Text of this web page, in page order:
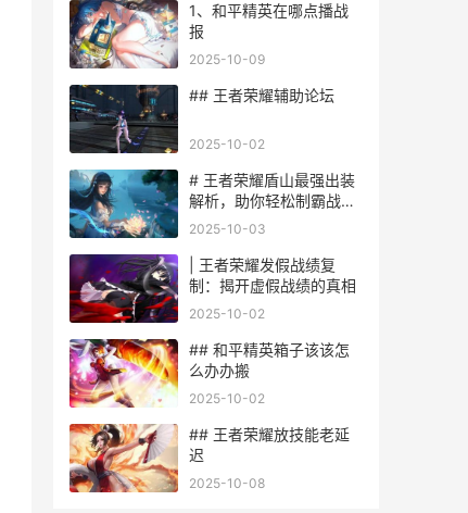
1、和平精英在哪点播战
报
2025-10-09
## 王者荣耀辅助论坛
2025-10-02
# 王者荣耀盾山最强出装
解析，助你轻松制霸战
场！
2025-10-03
| 王者荣耀发假战绩复
制：揭开虚假战绩的真相
2025-10-02
## 和平精英箱子该该怎
么办办搬
2025-10-02
## 王者荣耀放技能老延
迟
2025-10-08